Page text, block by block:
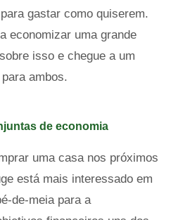
gastar como quiserem.
economizar uma grande
isso e chegue a um
ambos.
de economia
uma casa nos próximos
está mais interessado em
de-meia para a